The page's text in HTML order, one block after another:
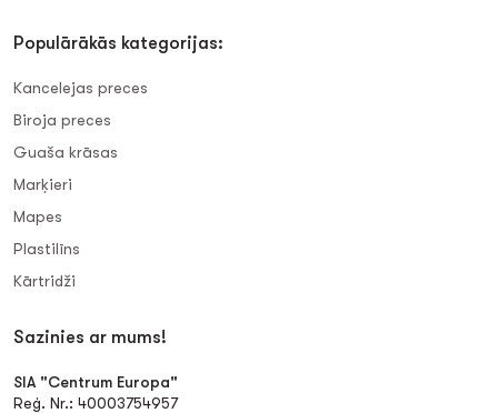
Populārākās kategorijas:
Kancelejas preces
Biroja preces
Guaša krāsas
Marķieri
Mapes
Plastilīns
Kārtridži
Sazinies ar mums!
SIA "Centrum Europa"
Reģ. Nr.: 40003754957